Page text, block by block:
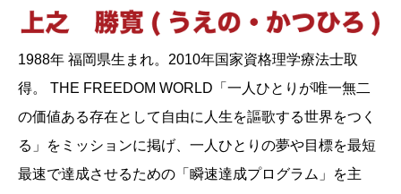
1988年 福岡県生まれ。2010年国家資格理学療法士取
得。 THE FREEDOM WORLD「一人ひとりが唯一無二
の価値ある存在として自由に人生を謳歌する世界をつく
る」をミッションに掲げ、一人ひとりの夢や目標を最短
最速で達成させるための「瞬速達成プログラム」を主